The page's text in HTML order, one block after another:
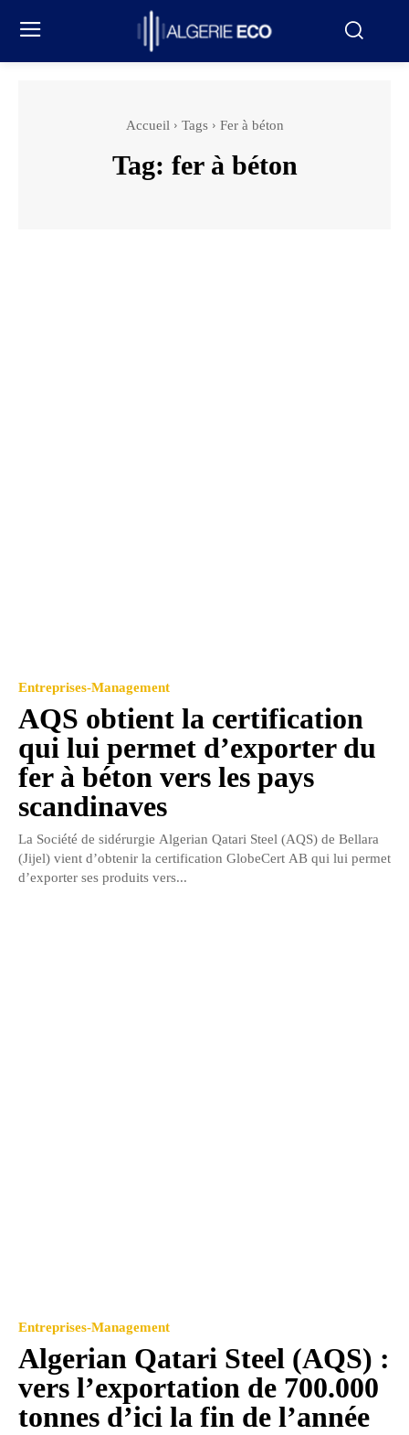
Accueil Tags Fer à béton
Tag: fer à béton
Entreprises-Management
AQS obtient la certification
qui lui permet d’exporter du
fer à béton vers les pays
scandinaves
La Société de sidérurgie Algerian Qatari Steel (AQS) de Bellara
(Jijel) vient d’obtenir la certification GlobeCert AB qui lui permet
d’exporter ses produits vers...
Entreprises-Management
Algerian Qatari Steel (AQS) :
vers l’exportation de 700.000
tonnes d’ici la fin de l’année